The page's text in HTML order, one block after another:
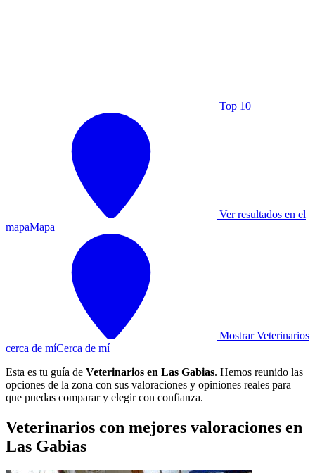
Top 10
Ver resultados en el
mapaMapa
Mostrar Veterinarios
cerca de míCerca de mí
Esta es tu guía de Veterinarios en Las Gabias. Hemos reunido las
opciones de la zona con sus valoraciones y opiniones reales para
que puedas comparar y elegir con confianza.
Veterinarios con mejores valoraciones en
Las Gabias